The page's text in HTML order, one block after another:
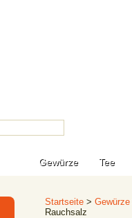
Gewürze Tee
Startseite > Gewürze
Rauchsalz